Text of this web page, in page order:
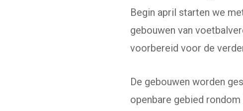
Begin april starten we
gebouwen van
voorbereid voor de
De gebouwen worden
openbare gebied